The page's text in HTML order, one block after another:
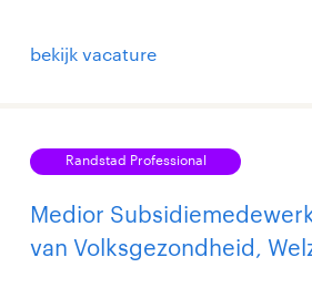
bekijk vacature
Randstad Professional
Medior
van Volksgezondheid,